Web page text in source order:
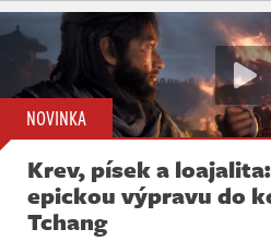
NOVINKA
Krev, písek a
epickou výpravu do
Tchang